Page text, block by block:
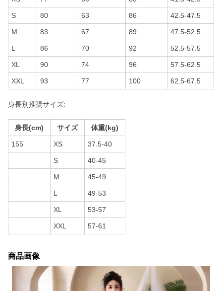
S 80 63 86 42.5-47.5
M 83 67 89 47.5-52.5
L 86 70 92 52.5-57.5
XL 90 74 96 57.5-62.5
XXL 93 77 100 62.5-67.5
身長別推奨サイズ:
身長(cm) サイズ 体重(kg)
155 XS 37.5-40
S 40-45
M 45-49
L 49-53
XL 53-57
XXL 57-61
商品画像